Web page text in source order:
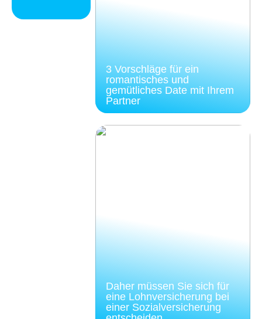
3 Vorschläge für ein
romantisches und
gemütliches Date mit Ihrem
Partner
Daher müssen Sie sich für
eine Lohnversicherung bei
einer Sozialversicherung